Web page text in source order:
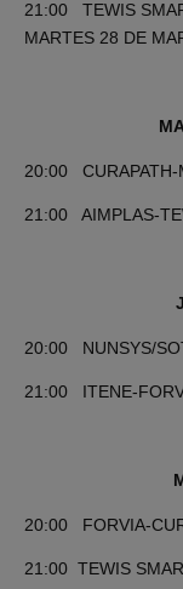
21:00 TEWIS
MARTES 28 DE
20:00 CURAPATH-
21:00 AIMPLAS-
20:00 NUNSYS/
21:00 ITENE-
20:00 FORVIA-
21:00 TEWIS